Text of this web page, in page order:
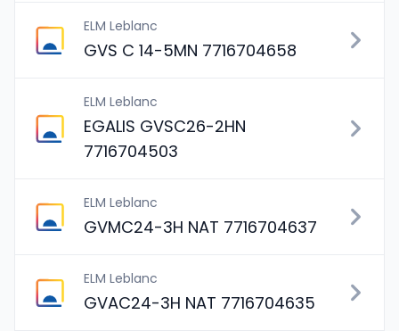
ELM Leblanc
GVS C 14-5MN 7716704658
ELM Leblanc
EGALIS GVSC26-2HN
7716704503
ELM Leblanc
GVMC24-3H NAT 7716704637
ELM Leblanc
GVAC24-3H NAT 7716704635